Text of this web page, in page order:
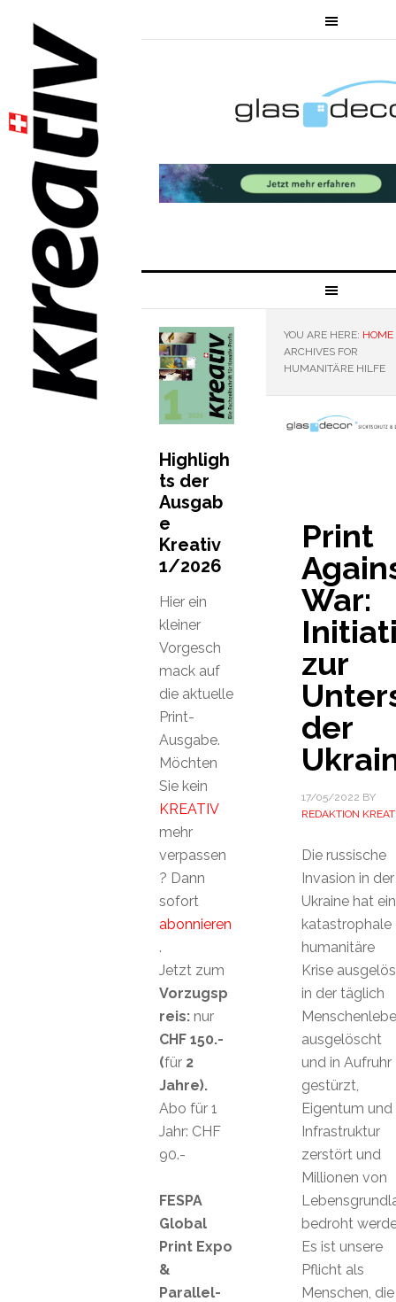
YOU ARE HERE: HOME
ARCHIVES FOR
HUMANITÄRE HILFE
Print
War:
zur
der
17/05/2022 BY
REDAKTION
Die russische
Invasion in der
Ukraine hat
katastrophale
humanitäre
Krise
in der täglich
ausgelöscht
und in Aufruhr
gestürzt,
Eigentum und
Infrastruktur
zerstört und
Millionen von
bedroht
Es ist unsere
Pflicht als
Menschen, die
Highligh
ts der
Ausgab
e
Kreativ
1/2026
Hier ein
kleiner
Vorgesch
mack auf
die aktuelle
Print-
Ausgabe.
Möchten
Sie kein
KREATIV
mehr
verpassen
? Dann
sofort
abonnieren
.
Jetzt zum
Vorzugsp
reis: nur
CHF 150.-
(für 2
Jahre).
Abo für 1
Jahr: CHF
90.-
FESPA
Global
Print Expo
&
Parallel-